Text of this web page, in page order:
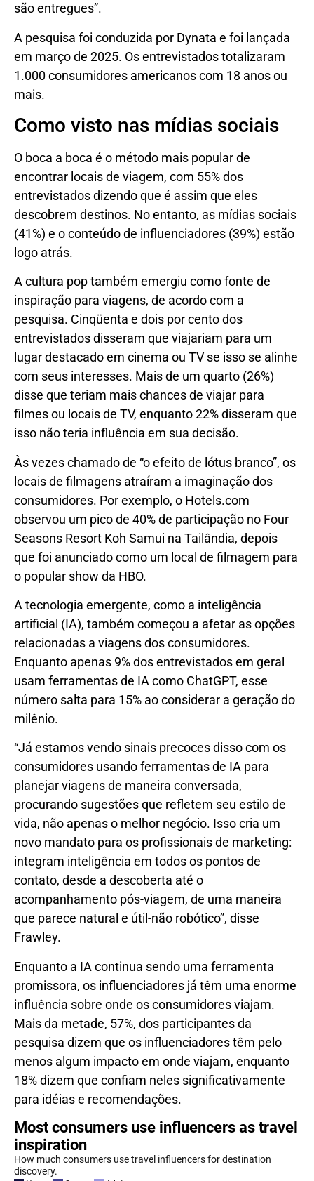
são entregues”.
A pesquisa foi conduzida por Dynata e foi lançada
em março de 2025. Os entrevistados totalizaram
1.000 consumidores americanos com 18 anos ou
mais.
Como visto nas mídias sociais
O boca a boca é o método mais popular de
encontrar locais de viagem, com 55% dos
entrevistados dizendo que é assim que eles
descobrem destinos. No entanto, as mídias sociais
(41%) e o conteúdo de influenciadores (39%) estão
logo atrás.
A cultura pop também emergiu como fonte de
inspiração para viagens, de acordo com a
pesquisa. Cinqüenta e dois por cento dos
entrevistados disseram que viajariam para um
lugar destacado em cinema ou TV se isso se alinhe
com seus interesses. Mais de um quarto (26%)
disse que teriam mais chances de viajar para
filmes ou locais de TV, enquanto 22% disseram que
isso não teria influência em sua decisão.
Às vezes chamado de “o efeito de lótus branco”, os
locais de filmagens atraíram a imaginação dos
consumidores. Por exemplo, o Hotels.com
observou um pico de 40% de participação no Four
Seasons Resort Koh Samui na Tailândia, depois
que foi anunciado como um local de filmagem para
o popular show da HBO.
A tecnologia emergente, como a inteligência
artificial (IA), também começou a afetar as opções
relacionadas a viagens dos consumidores.
Enquanto apenas 9% dos entrevistados em geral
usam ferramentas de IA como ChatGPT, esse
número salta para 15% ao considerar a geração do
milênio.
“Já estamos vendo sinais precoces disso com os
consumidores usando ferramentas de IA para
planejar viagens de maneira conversada,
procurando sugestões que refletem seu estilo de
vida, não apenas o melhor negócio. Isso cria um
novo mandato para os profissionais de marketing:
integram inteligência em todos os pontos de
contato, desde a descoberta até o
acompanhamento pós-viagem, de uma maneira
que parece natural e útil-não robótico”, disse
Frawley.
Enquanto a IA continua sendo uma ferramenta
promissora, os influenciadores já têm uma enorme
influência sobre onde os consumidores viajam.
Mais da metade, 57%, dos participantes da
pesquisa dizem que os influenciadores têm pelo
menos algum impacto em onde viajam, enquanto
18% dizem que confiam neles significativamente
para idéias e recomendações.